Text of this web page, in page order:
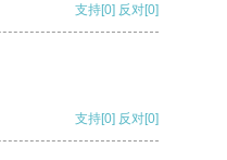
支持[0] 反对[0]
支持[0] 反对[0]